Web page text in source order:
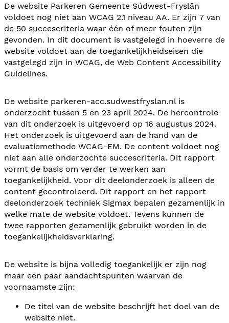
De website Parkeren Gemeente Súdwest-Fryslân
voldoet nog niet aan WCAG 2.1 niveau AA. Er zijn 7 van
de 50 succescriteria waar één of meer fouten zijn
gevonden. In dit document is vastgelegd in hoeverre de
website voldoet aan de toegankelijkheidseisen die
vastgelegd zijn in WCAG, de Web Content Accessibility
Guidelines.
De website parkeren-acc.sudwestfryslan.nl is
onderzocht tussen 5 en 23 april 2024. De hercontrole
van dit onderzoek is uitgevoerd op 16 augustus 2024.
Het onderzoek is uitgevoerd aan de hand van de
evaluatiemethode WCAG-EM. De content voldoet nog
niet aan alle onderzochte succescriteria. Dit rapport
vormt de basis om verder te werken aan
toegankelijkheid. Voor dit deelonderzoek is alleen de
content gecontroleerd. Dit rapport en het rapport
deelonderzoek techniek Sigmax bepalen gezamenlijk in
welke mate de website voldoet. Tevens kunnen de
twee rapporten gezamenlijk gebruikt worden in de
toegankelijkheidsverklaring.
De website is bijna volledig toegankelijk er zijn nog
maar een paar aandachtspunten waarvan de
voornaamste zijn:
De titel van de website beschrijft het doel van de
website niet.